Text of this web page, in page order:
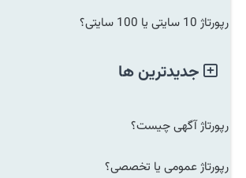
رپورتاژ 10 سایتی یا 100 سایتی؟
جدیدترین ها
رپورتاژ آگهی چیست؟
رپورتاژ عمومی یا تخصصی؟